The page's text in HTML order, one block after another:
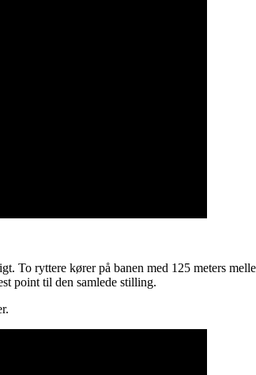
To ryttere kører på banen med 125 meters
point til den samlede stilling.